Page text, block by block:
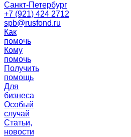
Санкт-Петербург
+7 (921) 424 2712
spb@rusfond.ru
Как
помочь
Кому
помочь
Получить
помощь
Для
бизнеса
Особый
случай
Статьи,
новости